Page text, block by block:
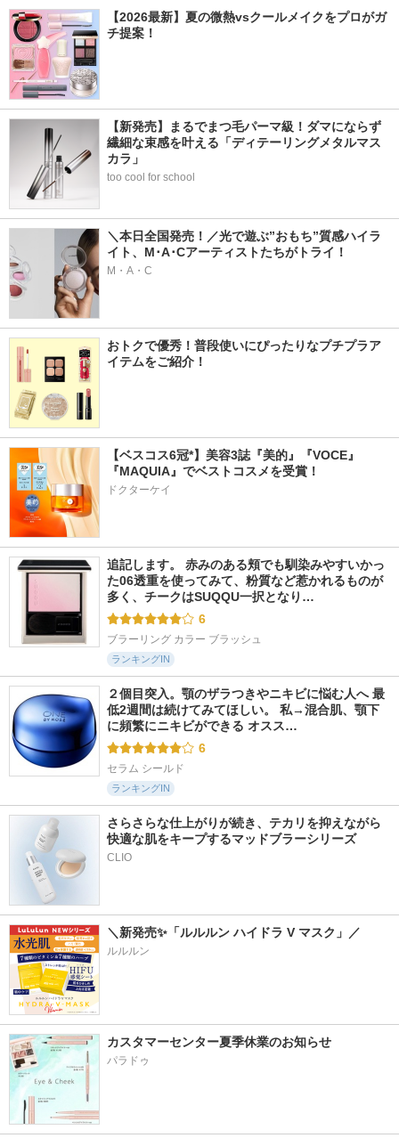
【2026最新】夏の微熱vsクールメイクをプロがガ
チ提案！
【新発売】まるでまつ毛パーマ級！ダマにならず
繊細な束感を叶える「ディテーリングメタルマス
カラ」
too cool for school
＼本日全国発売！／光で遊ぶ”おもち”質感ハイラ
イト、M･A･Cアーティストたちがトライ！
M・A・C
おトクで優秀！普段使いにぴったりなプチプラア
イテムをご紹介！
【ベスコス6冠*】美容3誌『美的』『VOCE』
『MAQUIA』でベストコスメを受賞！
ドクターケイ
追記します。 赤みのある頬でも馴染みやすいかっ
た06透重を使ってみて、粉質など惹かれるものが
多く、チークはSUQQU一択となり…
6
ブラーリング カラー ブラッシュ
ランキングIN
２個目突入。顎のザラつきやニキビに悩む人へ 最
低2週間は続けてみてほしい。 私→混合肌、顎下
に頻繁にニキビができる オスス…
6
セラム シールド
ランキングIN
さらさらな仕上がりが続き、テカリを抑えながら
快適な肌をキープするマッドブラーシリーズ
＼新発売✨「ルルルン ハイドラ V マスク」／
ルルルン
カスタマーセンター夏季休業のお知らせ
パラドゥ